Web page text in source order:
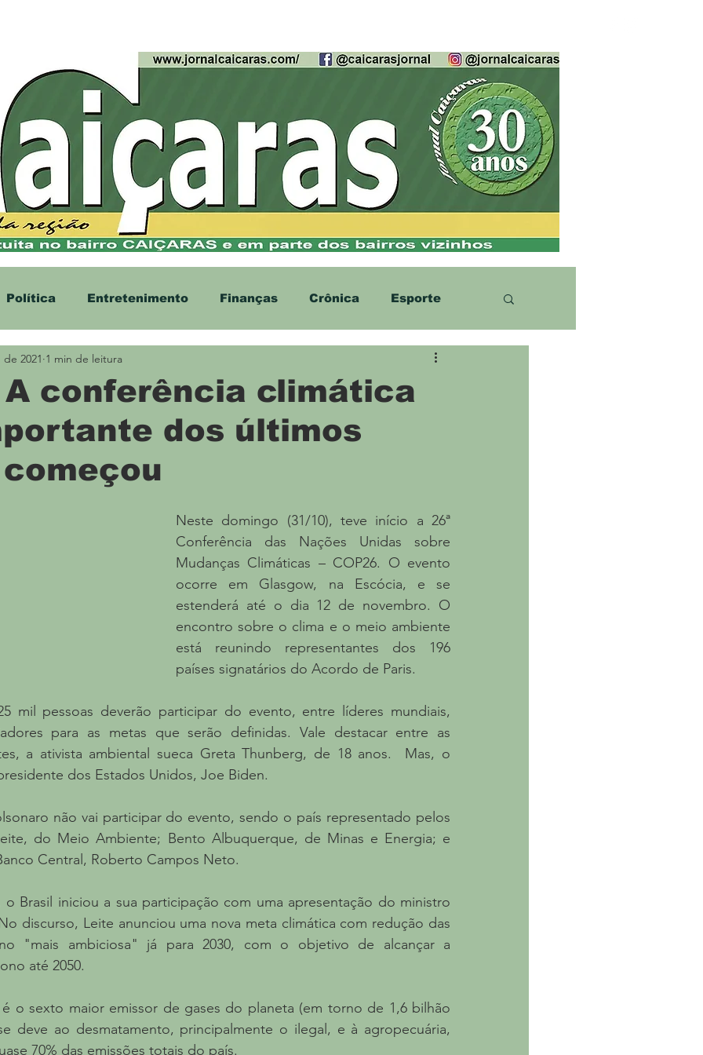
Política Entretenimento Finanças Crônica Esporte
Meio Ambiente
A conferência climática
dos últimos
2021 1 min de leitura
Neste domingo (31/10), teve início a 26ª
Conferência das Nações Unidas sobre
Mudanças Climáticas – COP26. O evento
ocorre em Glasgow, na Escócia, e se
estenderá até o dia 12 de novembro. O
encontro sobre o clima e o meio ambiente
está reunindo representantes dos 196
países signatários do Acordo de Paris.
mil pessoas deverão participar do evento, entre líderes mundiais,
para as metas que serão definidas. Vale destacar entre as
a ativista ambiental sueca Greta Thunberg, de 18 anos.  Mas, o
dos Estados Unidos, Joe Biden.
não vai participar do evento, sendo o país representado pelos
do Meio Ambiente; Bento Albuquerque, de Minas e Energia; e
Central, Roberto Campos Neto.
o Brasil iniciou a sua participação com uma apresentação do ministro
discurso, Leite anunciou uma nova meta climática com redução das
"mais ambiciosa" já para 2030, com o objetivo de alcançar a
até 2050.
o sexto maior emissor de gases do planeta (em torno de 1,6 bilhão
deve ao desmatamento, principalmente o ilegal, e à agropecuária,
70% das emissões totais do país.